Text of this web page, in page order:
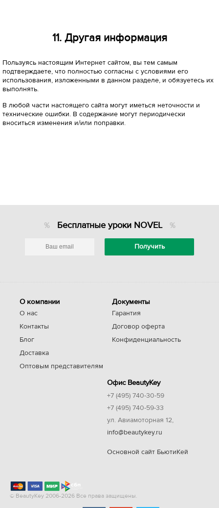
11. Другая информация
Пользуясь настоящим Интернет сайтом, вы тем самым
подтверждаете, что полностью согласны с условиями его
использования, изложенными в данном разделе, и обязуетесь их
выполнять.
В любой части настоящего сайта могут иметься неточности и
технические ошибки. В содержание могут периодически
вноситься изменения и/или поправки.
Бесплатные уроки NOVEL
О компании
О нас
Контакты
Блог
Доставка
Оптовым представителям
Документы
Гарантия
Договор оферта
Конфиденциальность
Офис BeautyKey
+7 (495) 740-30-59
+7 (495) 740-59-33
ул. Авиамоторная 12,
info@beautykey.ru
Основной сайт БьютиКей
© BeautyKey 2006-2026 Все права защищены.